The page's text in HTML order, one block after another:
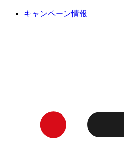
キャンペーン情報